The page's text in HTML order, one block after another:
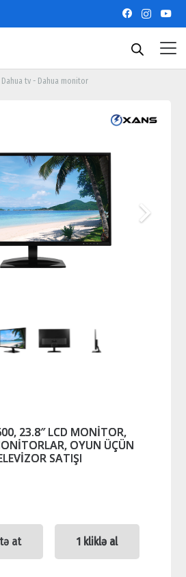
Dahua tv - Dahua monitor
23.8″ LCD MONİTOR,
OYUN ÜÇÜN
SATIŞI
at 1 kliklə al